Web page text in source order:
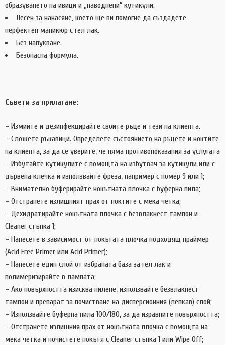
образуването на ивици и „наводнени“ кутикули.
Лесен за нанасяне, което ще ви помогне да създадете
перфектен маникюр с гел лак.
Без напукване.
Безопасна формула.
Съвети за прилагане:
– Измийте и дезинфекцирайте своите ръце и тези на клиента.
– Сложете ръкавици. Определете състоянието на ръцете и ноктите
на клиента, за да се уверите, че няма противопоказания за услугата
– Избутайте кутикулите с помощта на избутвач за кутикули или с
дървена клечка и използвайте фреза, например с номер 9 или 1;
– Внимателно буферирайте нокътната плочка с буферна пила;
– Отстранете излишният прах от ноктите с мека четка;
– Дехидратирайте нокътната плочка с безвлакнест тампон и
Cleaner стъпка 1;
– Нанесете в зависимост от нокътата плочка подходящ праймер
(Acid Free Primer или Acid Primer);
– Нанесете един слой от избраната база за гел лак и
полимеризирайте в лампата;
– Ако повърхността изисква пилене, използвайте безвлакнест
тампон и препарат за почистване на дисперсионния (лепкав) слой;
– Използвайте буферна пила 100/180, за да изравните повърхността;
– Отстранете излишния прах от нокътната плочка с помощта на
мека четка и почистете нокътя с Cleaner стъпка 1 или Wipe Off;